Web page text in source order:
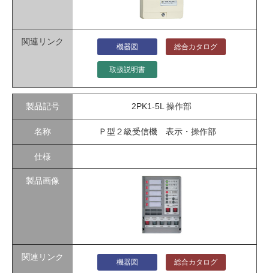
機器図 総合カタログ
取扱説明書
2PK1-5L 操作部
Ｐ型２級受信機 表示・操作部
機器図 総合カタログ